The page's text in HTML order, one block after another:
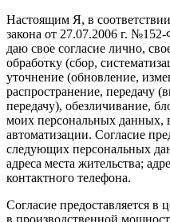
Настоящим Я, в
закона от 27.07.2006 г.
даю свое согласие лично,
обработку (сбор,
уточнение (обновление,
распространение, передачу
передачу), обезличивание,
моих персональных данных,
автоматизации. Согласие
следующих персональных
адреса места жительства;
контактного телефона.
Согласие предоставляется в
в производственной